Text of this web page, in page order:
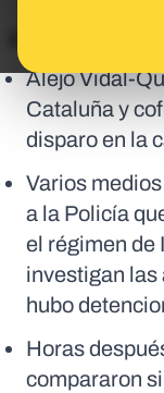
Alejo Vidal-
Cataluña y
disparo en la
Varios
a la Policía
el régimen de
investigan las
hubo
Horas
compararon